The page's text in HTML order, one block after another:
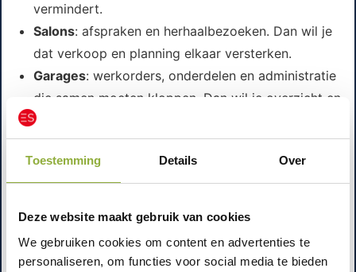
Toestemming Details Over
Deze website maakt gebruik van cookies
We gebruiken cookies om content en advertenties te
personaliseren, om functies voor social media te bieden
vermindert.
Salons: afspraken en herhaalbezoeken. Dan wil je
dat verkoop en planning elkaar versterken.
Garages: werkorders, onderdelen en administratie
die samen moeten kloppen. Dan wil je overzicht en
eenvoud.
Wij hebben onze kassasoftware en kassasystemen
juist ontwikkeld en geselecteerd voor dit soort mkb-
ondersteund met een gratis helpdesk wanneer je
vastloopt.